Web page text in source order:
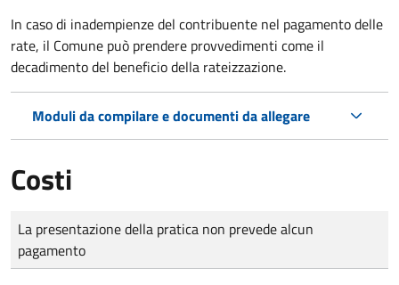
In caso di inadempienze del contribuente nel pagamento delle
rate, il Comune può prendere provvedimenti come il
decadimentodel beneficio della rateizzazione.
Moduli da compilare e documenti da allegare
Costi
Tipo di pagamento
Importo
La presentazione della pratica non prevede alcun
pagamento